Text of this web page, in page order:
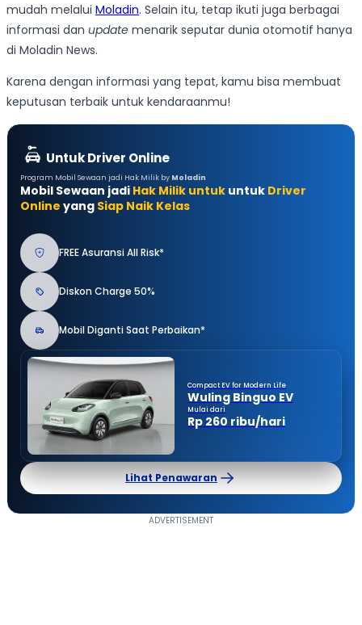
mudah melalui Moladin. Selain itu, tetap ikuti juga berbagai
informasi dan update menarik seputar dunia otomotif hanya
di Moladin News.
Karena dengan informasi yang tepat, kamu bisa membuat
keputusan terbaik untuk kendaraanmu!
Untuk Driver Online
Program Mobil Sewaan jadi Hak Milik by Moladin
Mobil Sewaan jadi Hak Milik untuk untuk Driver
Online yang Siap Naik Kelas
FREE Asuransi All Risk*
Diskon Charge 50%
Mobil Diganti Saat Perbaikan*
Compact EV for Modern Life
Wuling Binguo EV
Mulai dari
Rp 260 ribu/hari
Lihat Penawaran